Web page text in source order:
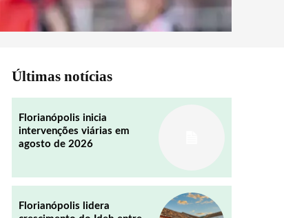
Últimas notícias
Florianópolis inicia
intervenções viárias em
agosto de 2026
Florianópolis lidera